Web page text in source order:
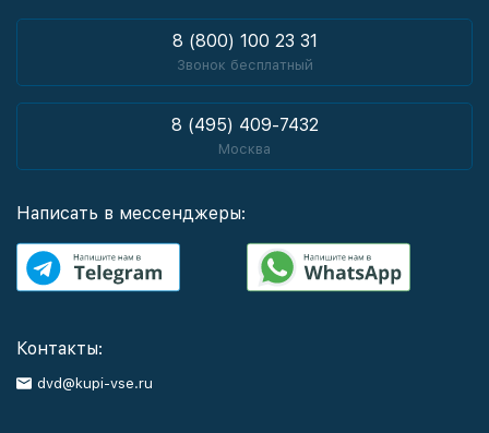
8 (800) 100 23 31
Звонок бесплатный
8 (495) 409-7432
Москва
Написать в мессенджеры:
Контакты:
dvd@kupi-vse.ru